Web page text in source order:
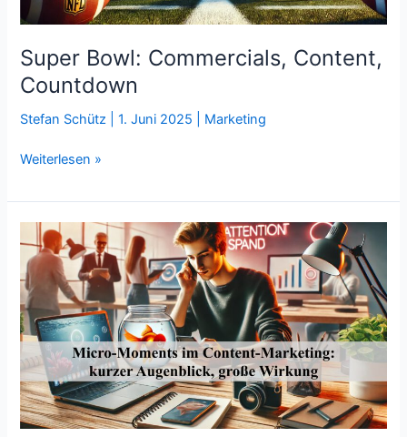
Super Bowl: Commercials, Content,
Countdown
Stefan Schütz |1. Juni 2025 Marketing
Super
Commercials,
Content,
Countdown
Weiterlesen »